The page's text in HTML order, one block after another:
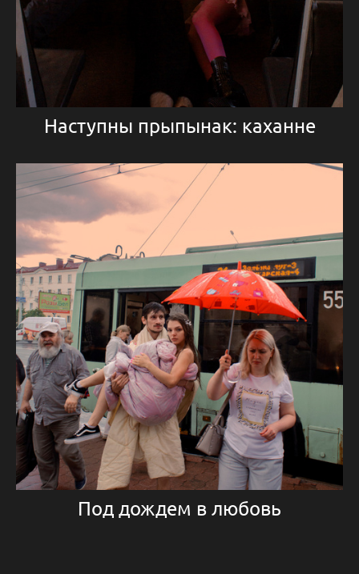
Наступны прыпынак: каханне
Под дождем в любовь